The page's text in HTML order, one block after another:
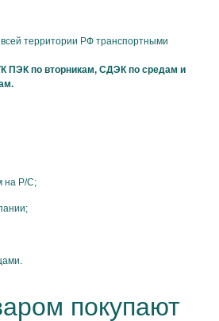
территории РФ транспортными
ПЭК по вторникам, СДЭК по средам и
на Р/С;
покупают